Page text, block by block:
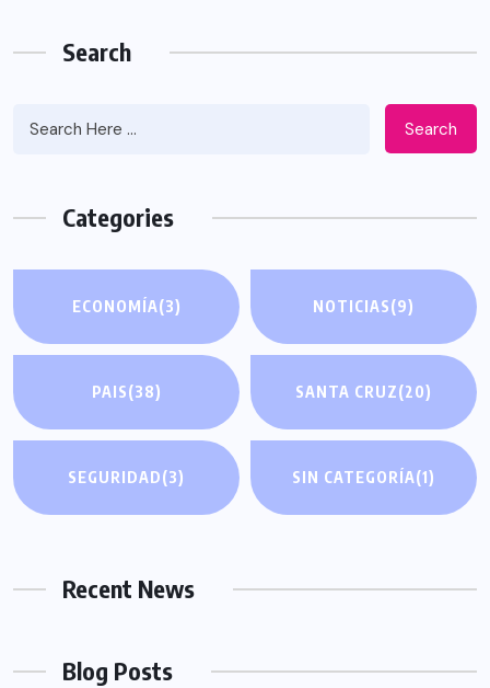
Search
Search
Categories
ECONOMÍA(3) NOTICIAS(9)
PAIS(38) SANTA CRUZ(20)
SEGURIDAD(3) SIN CATEGORÍA(1)
Recent News
Blog Posts